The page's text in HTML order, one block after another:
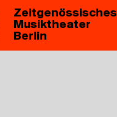
Zeitgenössisches
Musiktheater
Berlin